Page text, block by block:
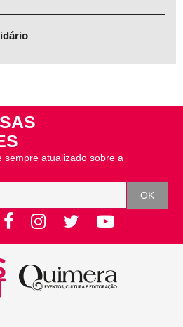
sempre atualizado sobre a